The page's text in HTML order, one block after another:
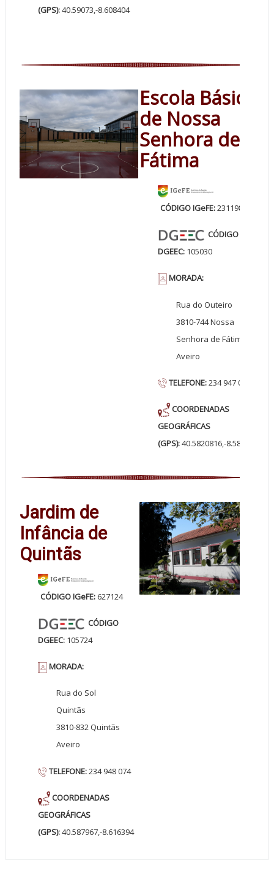
(GPS):40.59073,-8.608404
Escola Básica
de Nossa
Senhora de
Fátima
CÓDIGO IGeFE:231198
CÓDIGO
DGEEC: 105030
MORADA:
Rua do Outeiro
3810-744 Nossa
Senhora de Fátima
Aveiro
TELEFONE:234 947 062
COORDENADAS
GEOGRÁFICAS
(GPS):40.5820816,-8.5872635
Jardim de
Infância de
Quintãs
CÓDIGO IGeFE: 627124
CÓDIGO
DGEEC: 105724
MORADA:
Rua do Sol
Quintãs
3810-832 Quintãs
Aveiro
TELEFONE:234 948 074
COORDENADAS
GEOGRÁFICAS
(GPS):40.587967,-8.616394